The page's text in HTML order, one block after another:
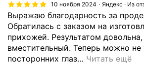
10 ноября 2024
Яндекс · Из
Выражаю благодарность за
Обратилась с заказом на
прихожей. Результатом
вместительный. Теперь можно не
посторонних глаз… Читать ещё